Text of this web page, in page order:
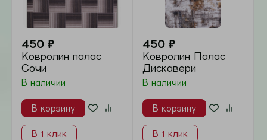
износостойкий ковролин для офисов и
жилых зон.
безопасные покрытия, созданные
специально для детских комнат.
Гармония:
Стильные ковровые дорожки,
которые идеально подчеркнут
геометрию пространства.